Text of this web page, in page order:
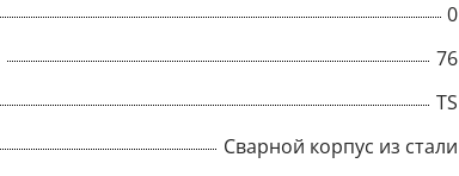
0
76
TS
Сварной корпус из стали